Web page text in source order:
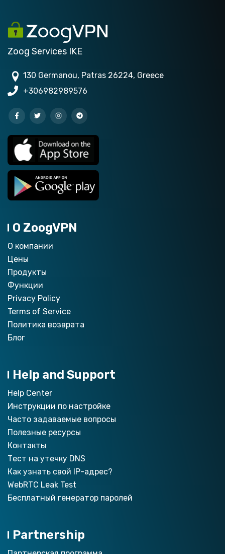
Zoog Services IKE
130 Germanou, Patras 26224, Greece
+306982989576
О ZoogVPN
О компании
Цены
Продукты
Функции
Privacy Policy
Terms of Service
Политика возврата
Блог
Help and Support
Help Center
Инструкции по настройкe
Часто задаваемые вопросы
Полезные ресурсы
Контакты
Тест на утечку DNS
Как узнать свой IP-адрес?
WebRTC Leak Test
Бесплатный генератор паролей
Partnership